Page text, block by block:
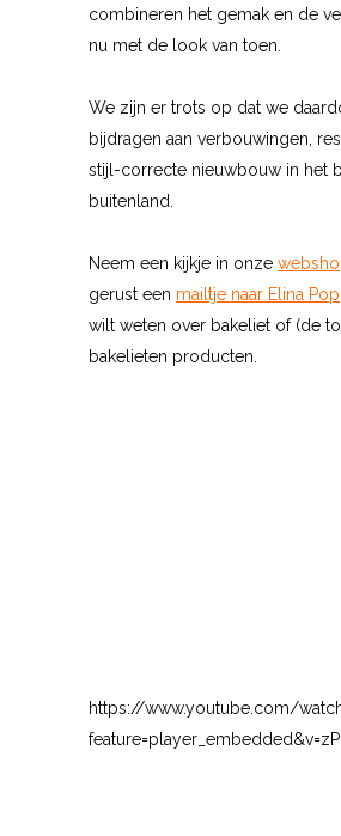
combineren het gemak en de
nu met de look van toen.
We zijn er trots op dat we
bijdragen aan verbouwingen,
stijl-correcte nieuwbouw in het
buitenland.
Neem een kijkje in onze
gerust een mailtje naar Elina
wilt weten over bakeliet of (de
bakelieten producten.
https://www.youtube.com/